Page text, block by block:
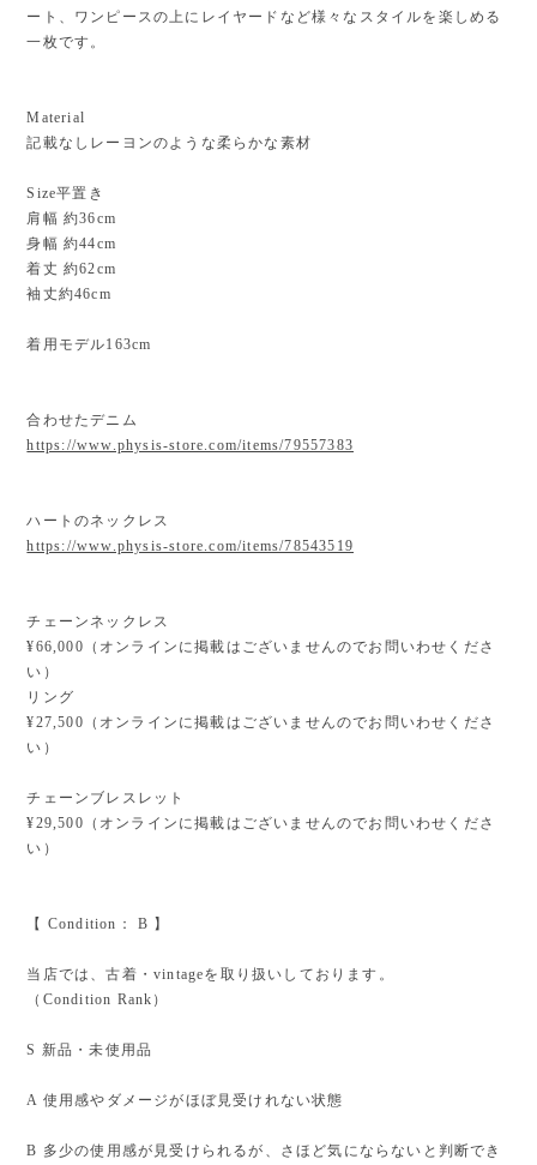
ート、ワンピースの上にレイヤードなど様々なスタイルを楽しめる
一枚です。
Material
記載なしレーヨンのような柔らかな素材
Size平置き
肩幅 約36cm
身幅 約44cm
着丈 約62cm
袖丈約46cm
着用モデル163cm
合わせたデニム
https://www.physis-store.com/items/79557383
ハートのネックレス
https://www.physis-store.com/items/78543519
チェーンネックレス
¥66,000（オンラインに掲載はございませんのでお問いわせくださ
い）⁡
リング
¥27,500（オンラインに掲載はございませんのでお問いわせくださ
い）⁡
チェーンブレスレット
¥29,500（オンラインに掲載はございませんのでお問いわせくださ
い）⁡
【 Condition： B 】
当店では、古着・vintageを取り扱いしております。
（Condition Rank）
S 新品・未使用品
A 使用感やダメージがほぼ見受けれない状態
B 多少の使用感が見受けられるが、さほど気にならないと判断でき